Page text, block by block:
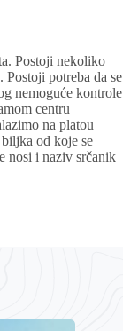
Postoji nekoliko
potreba da se
nemoguće kontrole
centru
na platou
od koje se
nosi i naziv srčanik